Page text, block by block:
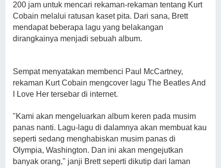
200 jam untuk mencari rekaman-rekaman tentang Kurt
Cobain melalui ratusan kaset pita. Dari sana, Brett
mendapat beberapa lagu yang belakangan
dirangkainya menjadi sebuah album.
Sempat menyatakan membenci Paul McCartney,
rekaman Kurt Cobain mengcover lagu The Beatles And
I Love Her tersebar di internet.
"Kami akan mengeluarkan album keren pada musim
panas nanti. Lagu-lagu di dalamnya akan membuat kau
seperti sedang menghabiskan musim panas di
Olympia, Washington. Dan ini akan mengejutkan
banyak orang," janji Brett seperti dikutip dari laman